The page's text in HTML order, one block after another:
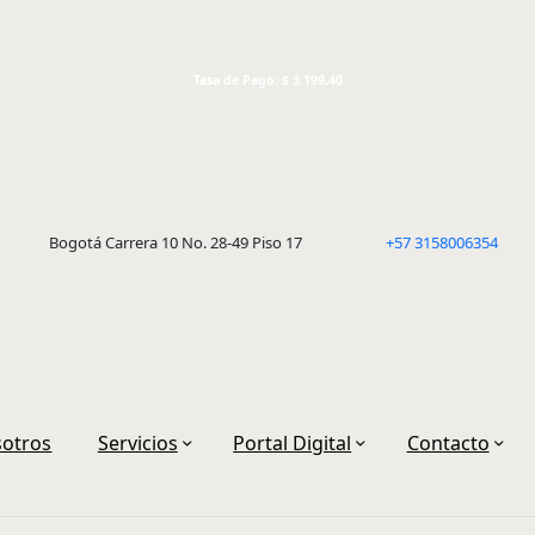
Bogotá Carrera 10 No. 28-49 Piso 17 +57 3158006354
Servicios Portal Digital Contacto